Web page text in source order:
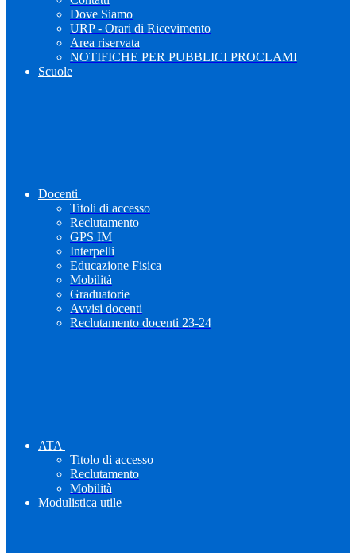
Dove Siamo
URP - Orari di Ricevimento
Area riservata
NOTIFICHE PER PUBBLICI PROCLAMI
Scuole
Docenti
Titoli di accesso
Reclutamento
GPS IM
Interpelli
Educazione Fisica
Mobilità
Graduatorie
Avvisi docenti
Reclutamento docenti 23-24
ATA
Titolo di accesso
Reclutamento
Mobilità
Modulistica utile